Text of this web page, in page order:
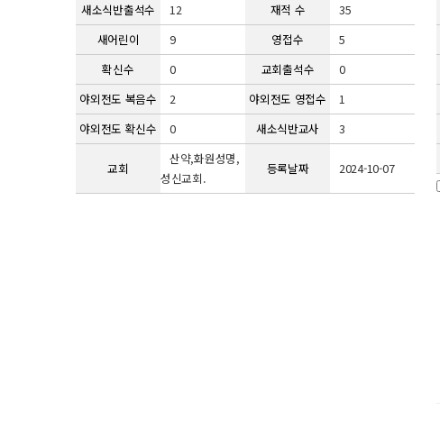
새소식반출석수 12 재적 수
35
새어린이
9 영접수
5
확신수
0 교회출석수
0
야외전도 복음수
2 야외전도 영접수
1
야외전도 확신수
0 새소식반교사 3
교회
산약,화원성명,
성신교회.
등록날짜 2024-10-07